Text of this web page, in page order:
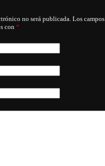
no será publicada. Los campos
con *